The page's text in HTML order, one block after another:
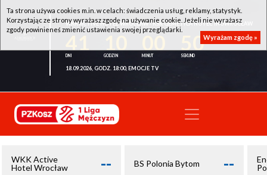
WKK ACTIVE HOTEL WROCŁAW - KSK QEMETICA NOTEĆ INOWROCŁAW
50
18.09.2026, GODZ. 18:00, EMOCJE TV
WKK Active
Hotel Wrocław
-- BS Polonia Bytom --
Ta strona używa cookies m.in. w celach: świadczenia usług, reklamy, statystyk.
Korzystając ze strony wyrażasz zgodę na używanie cookie. Jeżeli nie wyrażasz
zgody powinieneś zmienić ustawienia swojej przeglądarki.
Wyrażam zgodę »